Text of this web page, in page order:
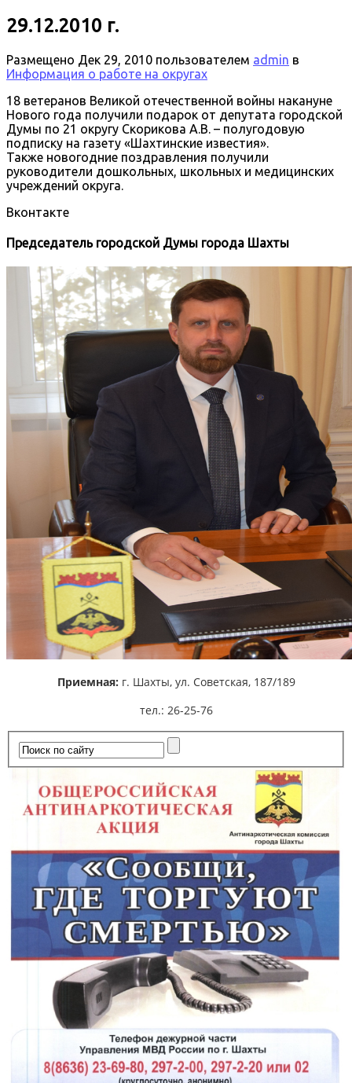
29.12.2010 г.
Размещено Дек 29, 2010 пользователем admin в
Информация о работе на округах
18 ветеранов Великой отечественной войны накануне
Нового года получили подарок от депутата городской
Думы по 21 округу Скорикова А.В. – полугодовую
подписку на газету «Шахтинские известия».
Также новогодние поздравления получили
руководители дошкольных, школьных и медицинских
учреждений округа.
Вконтакте
Председатель городской Думы города Шахты
Приемная: г. Шахты, ул. Советская, 187/189
тел.: 26-25-76